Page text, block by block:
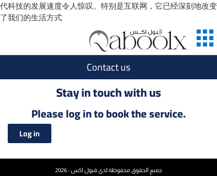
代科技的发展速度令人惊叹。特别是互联网，它已经深刻地改变
了我们的生活方式
Contact us
Stay in touch with us
Please log in to book the service.
Log in
جميع الحقوق محفوظة لدى قبول اكس - 2026